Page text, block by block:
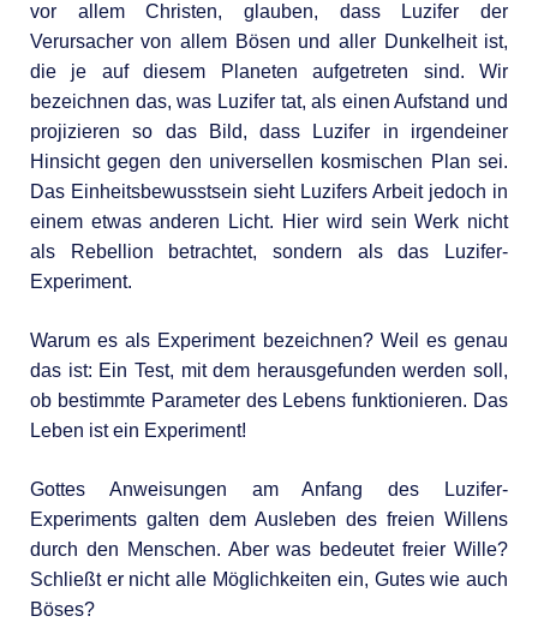
vor allem Christen, glauben, dass Luzifer der
Verursacher von allem Bösen und aller Dunkelheit ist,
die je auf diesem Planeten aufgetreten sind. Wir
bezeichnen das, was Luzifer tat, als einen Aufstand und
projizieren so das Bild, dass Luzifer in irgendeiner
Hinsicht gegen den universellen kosmischen Plan sei.
Das Einheitsbewusstsein sieht Luzifers Arbeit jedoch in
einem etwas anderen Licht. Hier wird sein Werk nicht
als Rebellion betrachtet, sondern als das Luzifer-
Experiment.
Warum es als Experiment bezeichnen? Weil es genau
das ist: Ein Test, mit dem herausgefunden werden soll,
ob bestimmte Parameter des Lebens funktionieren. Das
Leben ist ein Experiment!
Gottes Anweisungen am Anfang des Luzifer-
Experiments galten dem Ausleben des freien Willens
durch den Menschen. Aber was bedeutet freier Wille?
Schließt er nicht alle Möglichkeiten ein, Gutes wie auch
Böses?